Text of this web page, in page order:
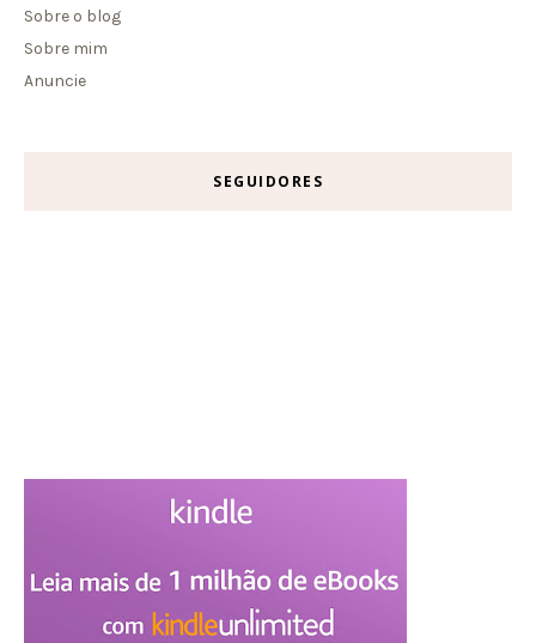
Sobre o blog
Sobre mim
Anuncie
SEGUIDORES